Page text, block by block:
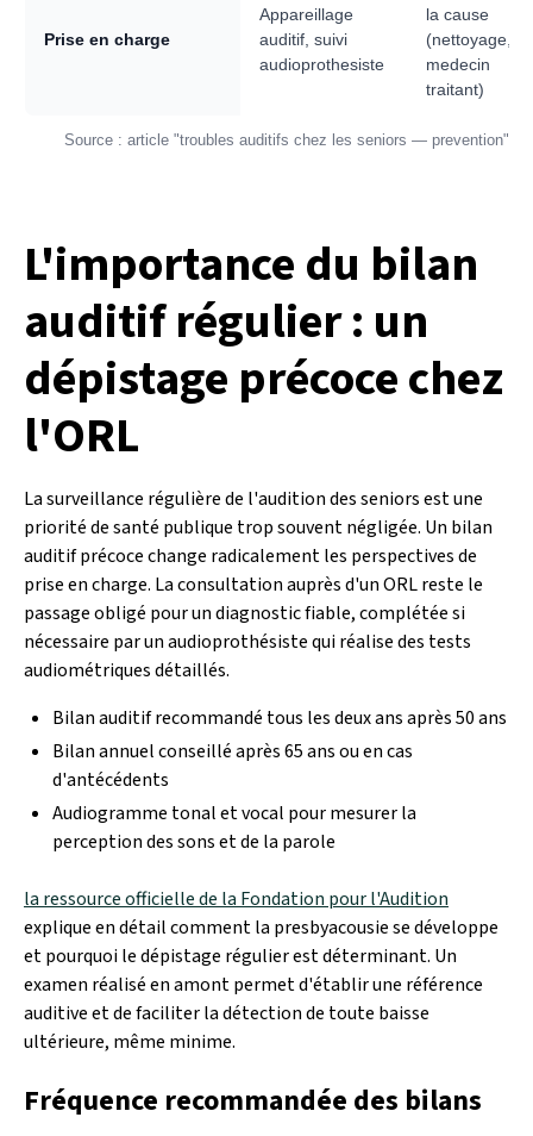
Prise en charge
Appareillage
auditif, suivi
audioprothesiste
la cause
(nettoyage,
medecin
traitant)
Source : article "troubles auditifs chez les seniors — prevention"
L'importance du bilan
auditif régulier : un
dépistage précoce chez
l'ORL
La surveillance régulière de l'audition des seniors est une
priorité de santé publique trop souvent négligée. Un bilan
auditif précoce change radicalement les perspectives de
prise en charge. La consultation auprès d'un ORL reste le
passage obligé pour un diagnostic fiable, complétée si
nécessaire par un audioprothésiste qui réalise des tests
audiométriques détaillés.
Bilan auditif recommandé tous les deux ans après 50 ans
Bilan annuel conseillé après 65 ans ou en cas
d'antécédents
Audiogramme tonal et vocal pour mesurer la
perception des sons et de la parole
la ressource officielle de la Fondation pour l'Audition
explique en détail comment la presbyacousie se développe
et pourquoi le dépistage régulier est déterminant. Un
examen réalisé en amont permet d'établir une référence
auditive et de faciliter la détection de toute baisse
ultérieure, même minime.
Fréquence recommandée des bilans